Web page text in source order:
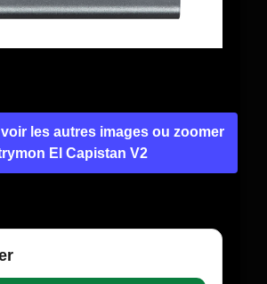
les autres images ou zoomer
El Capistan V2